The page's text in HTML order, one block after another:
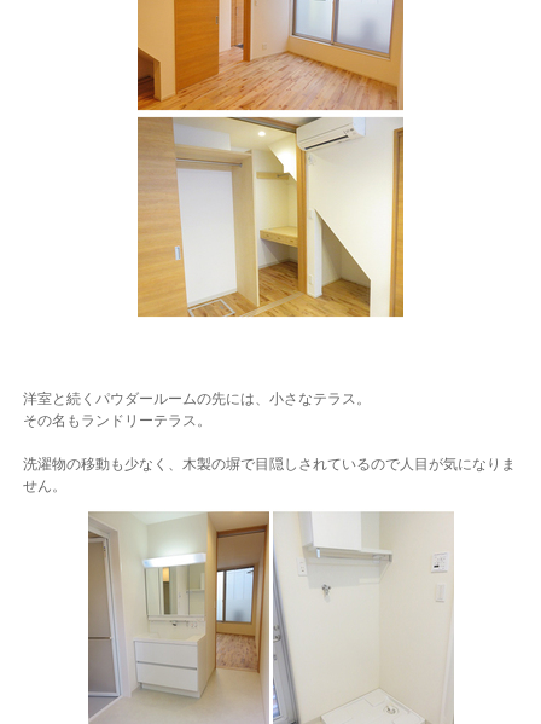
洋室と続くパウダールームの先には、小さなテラス。
その名もランドリーテラス。
洗濯物の移動も少なく、木製の塀で目隠しされているので人目が気になりま
せん。